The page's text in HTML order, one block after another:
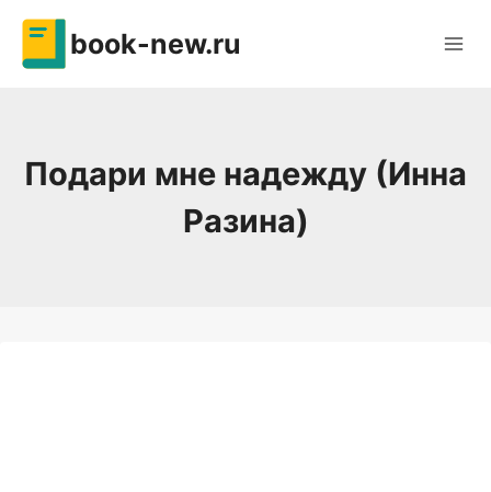
Перейти
содержимому
book-new.ru
Подари мне надежду (Инна
Разина)